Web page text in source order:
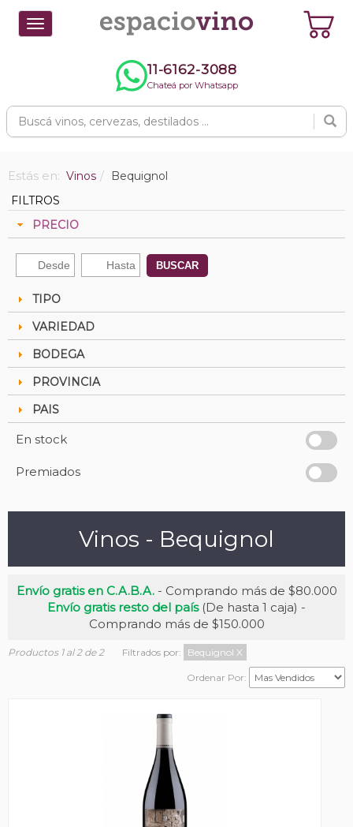
Toggle
navigation
11-6162-3088
Chateá por Whatsapp
Estás en: Vinos
Bequignol
FILTROS
PRECIO
BUSCAR
TIPO
VARIEDAD
BODEGA
PROVINCIA
PAIS
En stock
Premiados
Vinos - Bequignol
Envío gratis en C.A.B.A.- Comprando más de $80.000
Envío gratis resto del país(De hasta 1 caja) -
Comprando más de $150.000
Productos 1 al 2 de 2 Filtrados por: Bequignol X
Ordenar Por: